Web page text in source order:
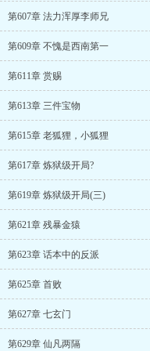
第607章 法力浑厚李师兄
第609章 不愧是西南第一
第611章 赏赐
第613章 三件宝物
第615章 老狐狸，小狐狸
第617章 炼狱级开局?
第619章 炼狱级开局(三)
第621章 残暴金猿
第623章 话本中的反派
第625章 首败
第627章 七玄门
第629章 仙凡两隔